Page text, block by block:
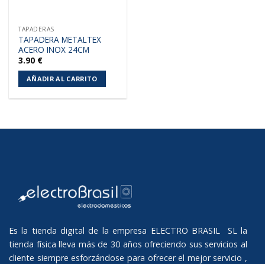
TAPADERAS
TAPADERA METALTEX
ACERO INOX 24CM
3.90 €
AÑADIR AL CARRITO
Es la tienda digital de la empresa ELECTRO BRASIL SL la
tienda física lleva más de 30 años ofreciendo sus servicios al
cliente siempre esforzándose para ofrecer el mejor servicio ,